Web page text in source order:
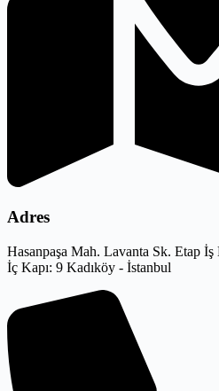
Adres
Hasanpaşa Mah. Lavanta Sk. Etap
İç Kapı: 9 Kadıköy - İstanbul